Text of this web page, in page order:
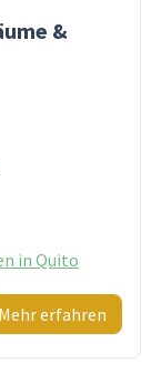
&
in Quito
Mehr erfahren